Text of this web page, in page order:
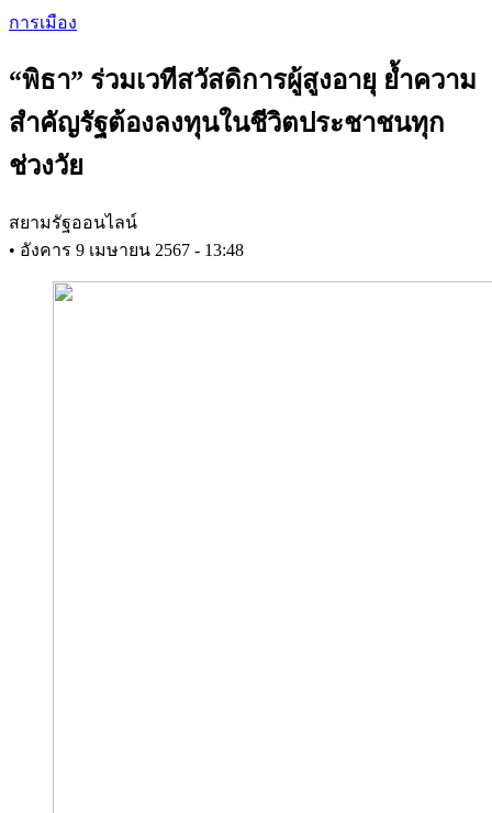
Skip
content
การเมือง
“พิธา” ร่วมเวทีสวัสดิการผู้สูงอายุ ย้ำความ
สำคัญรัฐต้องลงทุนในชีวิตประชาชนทุก
ช่วงวัย
สยามรัฐออนไลน์
• อังคาร 9 เมษายน 2567 - 13:48